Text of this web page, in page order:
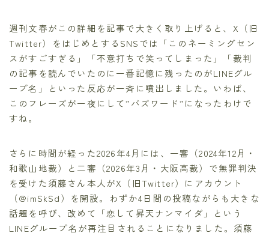
週刊文春がこの詳細を記事で大きく取り上げると、X（旧
Twitter）をはじめとするSNSでは「このネーミングセン
スがすごすぎる」「不意打ちで笑ってしまった」「裁判
の記事を読んでいたのに一番記憶に残ったのがLINEグル
ープ名」といった反応が一斉に噴出しました。いわば、
このフレーズが一夜にして”バズワード”になったわけで
すね。
さらに時間が経った2026年4月には、一審（2024年12月・
和歌山地裁）と二審（2026年3月・大阪高裁）で無罪判決
を受けた須藤さん本人がX（旧Twitter）にアカウント
（@imSkSd）を開設。わずか4日間の投稿ながらも大きな
話題を呼び、改めて「恋して昇天ナンマイダ」という
LINEグループ名が再注目されることになりました。須藤